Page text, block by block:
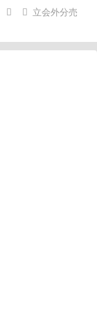
立会外分売